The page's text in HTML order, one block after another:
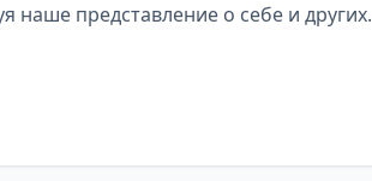
представление о себе и других.